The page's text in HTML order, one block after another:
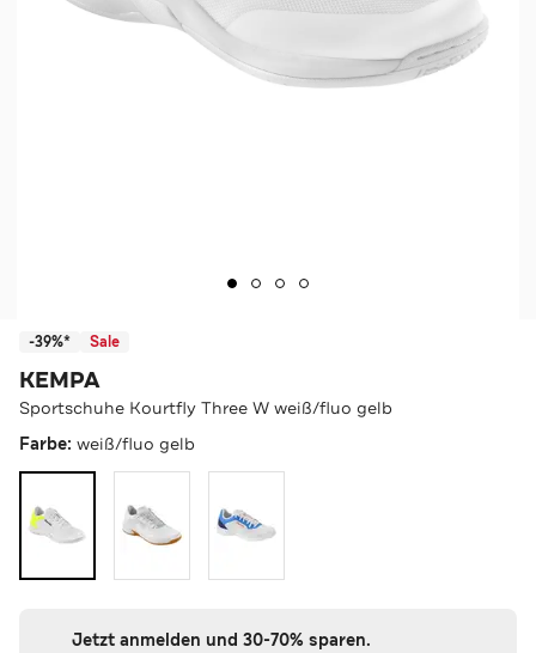
-39%* Sale
KEMPA
Sportschuhe Kourtfly Three W weiß/fluo gelb
Farbe: weiß/fluo gelb
Jetzt anmelden und 30-70% sparen.